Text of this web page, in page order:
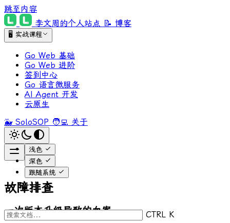
跳至内容
李文周的个人站点 📝 博客
🖥 实战课程
Go Web 基础
Go Web 进阶
签到中心
Go 语言微服务
AI Agent 开发
云原生
🐳 SoloSOP 🧑‍💻 关于
浅色
深色
跟随系统
CTRL K
故障排查
一次版本升级导致的血案